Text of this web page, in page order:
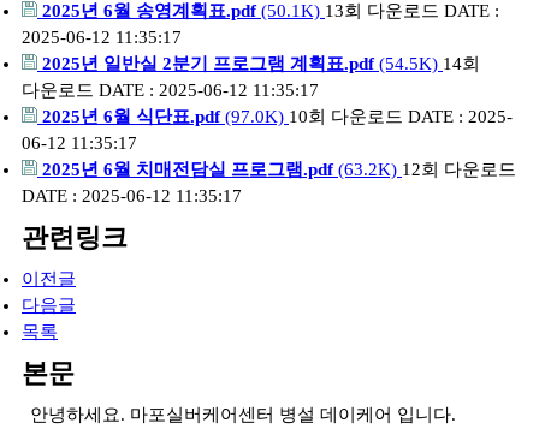
2025년 6월 송영계획표.pdf(50.1K) 13회 다운로드 DATE :
2025-06-12 11:35:17
2025년 일반실 2분기 프로그램 계획표.pdf(54.5K) 14회
다운로드 DATE : 2025-06-12 11:35:17
2025년 6월 식단표.pdf(97.0K) 10회 다운로드 DATE : 2025-
06-12 11:35:17
2025년 6월 치매전담실 프로그램.pdf(63.2K) 12회 다운로드
DATE : 2025-06-12 11:35:17
관련링크
이전글
다음글
목록
본문
안녕하세요. 마포실버케어센터 병설 데이케어 입니다.